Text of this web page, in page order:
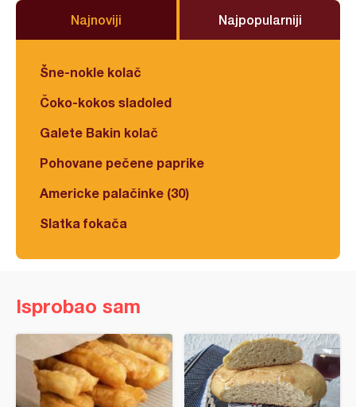
Najnoviji Najpopularniji
Šne-nokle kolač
Čoko-kokos sladoled
Galete Bakin kolač
Pohovane pečene paprike
Americke palačinke (30)
Slatka fokača
Isprobao sam